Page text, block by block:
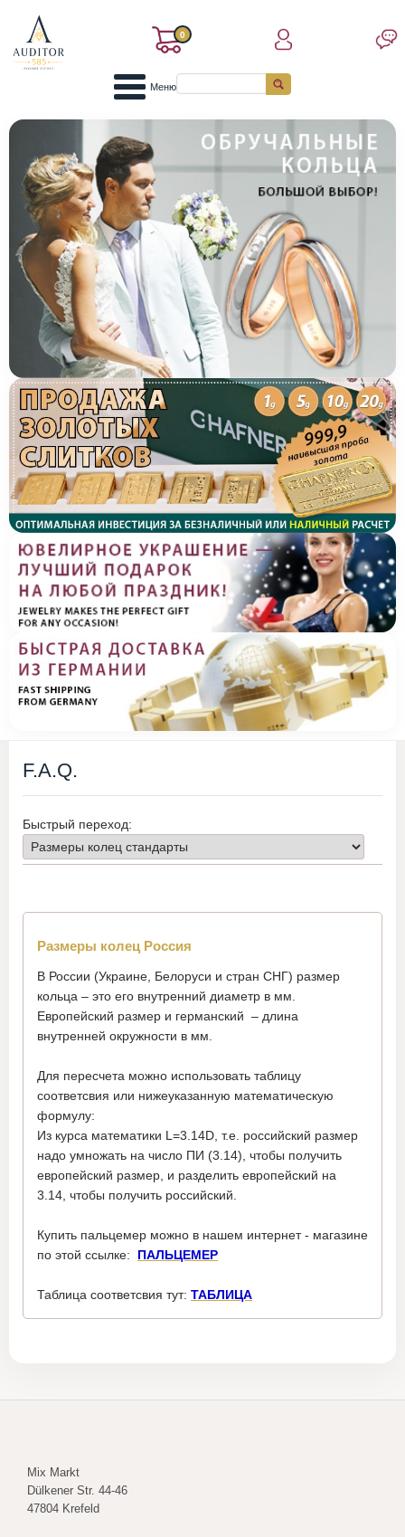
0
Меню
F.A.Q.
Быстрый переход:
Размеры колец Россия
В России (Украине, Белоруси и стран СНГ) размер
кольца – это его внутренний диаметр в мм.
Европейский размер и германский – длина
внутренней окружности в мм.
Для пересчета можно использовать таблицу
соответсвия или нижеуказанную математическую
формулу:
Из курса математики L=3.14D, т.е. российский размер
надо умножать на число ПИ (3.14), чтобы получить
европейский размер, и разделить европейский на
3.14, чтобы получить российский.
Купить пальцемер можно в нашем интернет - магазине
по этой ссылке: ПАЛЬЦЕМЕР
Таблица соответсвия тут: ТАБЛИЦА
Mix Markt
Dülkener Str. 44-46
47804 Krefeld